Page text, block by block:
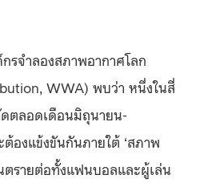
รจำลองสภาพอากาศโลก
WWA) พบว่า หนึ่งในสี่
ตลอดเดือนมิถุนายน-
องแข้งขันกันภายใต้ ‘สภาพ
ตรายต่อทั้งแฟนบอลและผู้เล่น